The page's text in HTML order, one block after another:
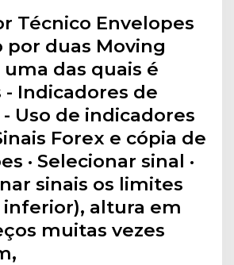
Técnico Envelopes
duas Moving
uma das quais é
- Indicadores de
Uso de indicadores
Forex e cópia de
· Selecionar sinal ·
sinais os limites
altura em
muitas vezes